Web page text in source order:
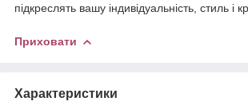
підкреслять вашу індивідуальність, стиль і
Приховати
Характеристики